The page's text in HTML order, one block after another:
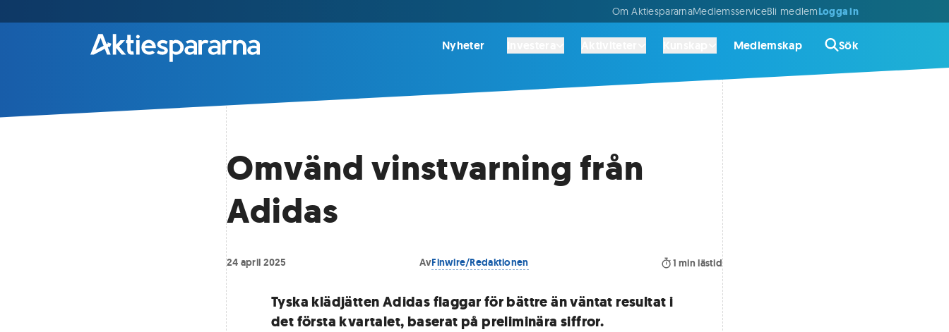
Om AktiespararnaMedlemsserviceBli medlemLogga in
Nyheter Medlemskap Sök
Omvänd vinstvarning från
Adidas
24 april 2025 AvFinwire/Redaktionen 1 min lästid
Tyska klädjätten Adidas flaggar för bättre än väntat resultat i
det första kvartalet, baserat på preliminära siffror.